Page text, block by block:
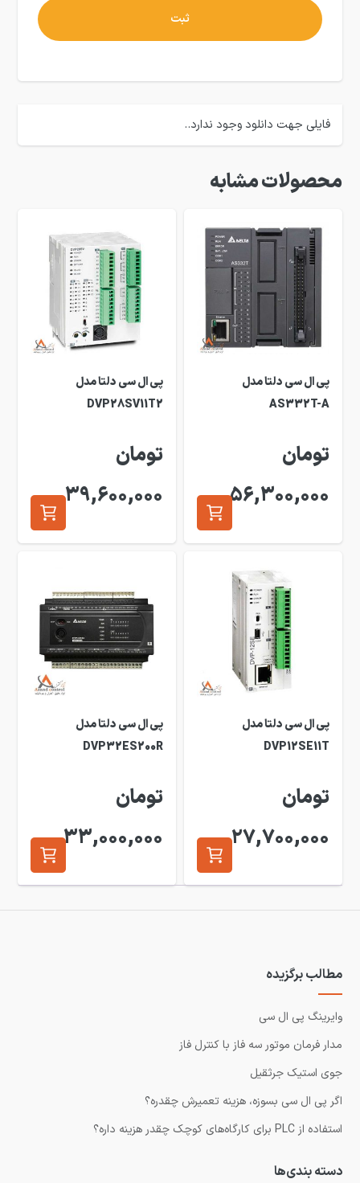
فایلی جهت دانلود وجود ندارد..
محصولات مشابه
پی ال سی دلتا مدل
AS332T-A
تومان
56,300,000
پی ال سی دلتا مدل
DVP28SV11T2
تومان
39,600,000
پی ال سی دلتا مدل
DVP12SE11T
تومان
27,700,000
پی ال سی دلتا مدل
DVP32ES200R
تومان
33,000,000
مطالب برگزیده
وایرینگ پی ال سی
مدار فرمان موتور سه فاز با کنترل فاز
جوی استیک جرثقیل
اگر پی ال سی بسوزه، هزینه تعمیرش چقدره؟
استفاده از PLC برای کارگاه‌های کوچک چقدر هزینه داره؟
دسته بندی‌ها